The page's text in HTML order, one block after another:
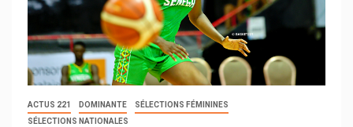
ACTUS 221 DOMINANTE
SÉLECTIONS FÉMININES
SÉLECTIONS NATIONALES